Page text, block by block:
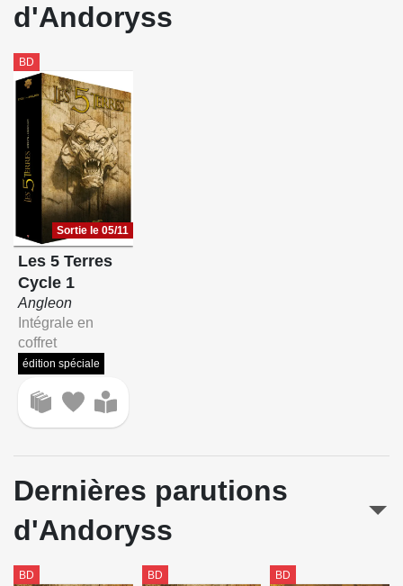
d'Andoryss
BD
Sortie le 05/11
Les 5 Terres
Cycle 1
Angleon
Intégrale en
coffret
édition spéciale
Dernières parutions
d'Andoryss
BD BD BD